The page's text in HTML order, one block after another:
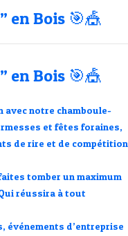
en Bois 🎯🎪
en Bois 🎯🎪
avec notre chamboule-
et fêtes foraines,
de rire et de compétition
tomber un maximum
réussira à tout
événements d’entreprise